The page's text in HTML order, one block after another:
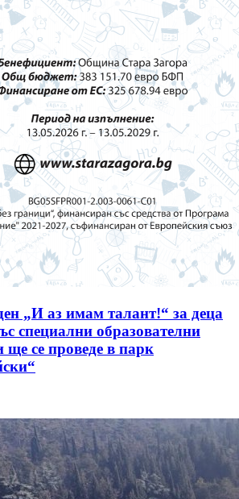
„И аз имам талант!“ за деца
специални образователни
ще се проведе в парк